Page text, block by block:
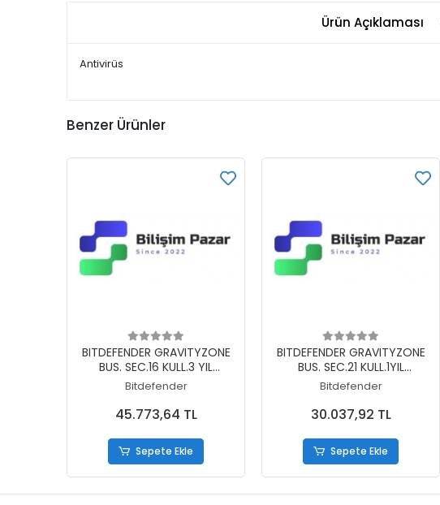
Ürün Açıklaması
Antivirüs
Benzer Ürünler
Sepete Ekle
BITDEFENDER GRAVITYZONE
BUS. SEC.16 KULL.3 YIL
ELEKTRONIK LISANS
Bitdefender
45.773,64 TL
Sepete Ekle
Sepete Ekle
BITDEFENDER GRAVITYZONE
BUS. SEC.21 KULL.1YIL
ELEKTRONIK LISANS
Bitdefender
30.037,92 TL
Sepete Ekle